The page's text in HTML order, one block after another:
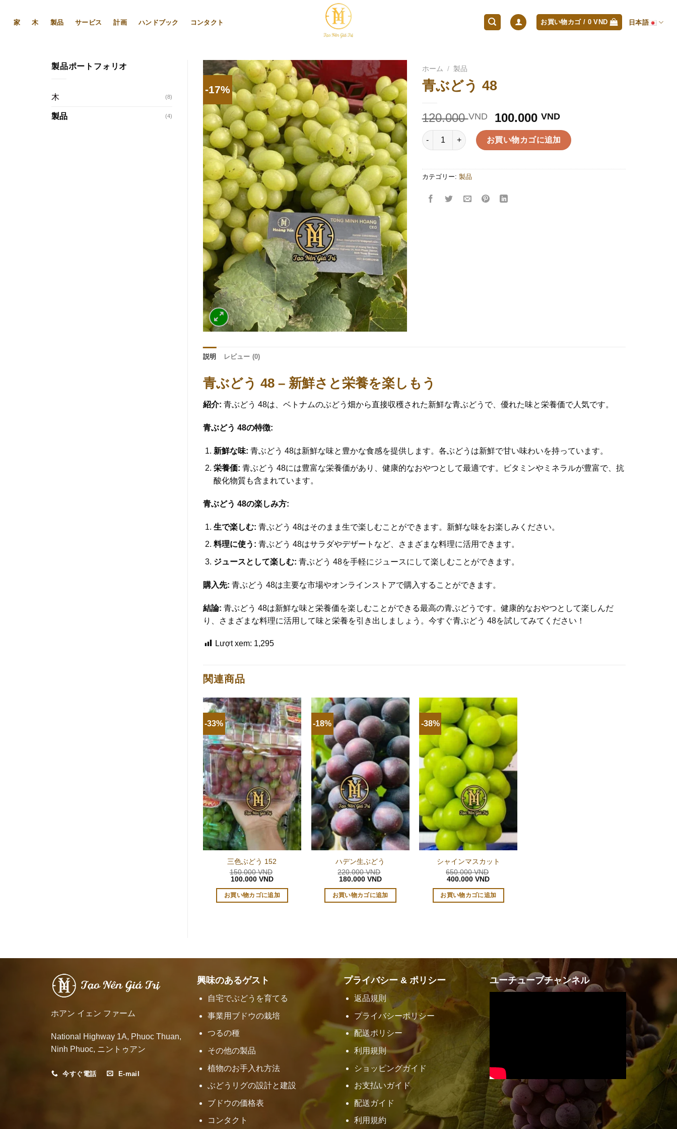
家 木 製品 サービス 計画 ハンドブック コンタクト お買い物カゴ / 0VND 日本語
製品ポートフォリオ
木 (8)
製品 (4)
-17%
ホーム / 製品
青ぶどう 48
120.000VND
元
の
価
格
は
し
100.000 VND現
在
の
価
格
数量
お買い物カゴに追加
カテゴリー: 製品
説明 レビュー (0)
青ぶどう 48 – 新鮮さと栄養を楽しもう
紹介: 青ぶどう 48は、ベトナムのぶどう畑から直接収穫された新鮮な青ぶどうで、優れた味と栄養価で人気です。
青ぶどう 48の特徴:
新鮮な味: 青ぶどう 48は新鮮な味と豊かな食感を提供します。各ぶどうは新鮮で甘い味わいを持っています。
栄養価: 青ぶどう 48には豊富な栄養価があり、健康的なおやつとして最適です。ビタミンやミネラルが豊富で、抗
酸化物質も含まれています。
青ぶどう 48の楽しみ方:
生で楽しむ: 青ぶどう 48はそのまま生で楽しむことができます。新鮮な味をお楽しみください。
料理に使う: 青ぶどう 48はサラダやデザートなど、さまざまな料理に活用できます。
ジュースとして楽しむ: 青ぶどう 48を手軽にジュースにして楽しむことができます。
購入先: 青ぶどう 48は主要な市場やオンラインストアで購入することができます。
結論: 青ぶどう 48は新鮮な味と栄養価を楽しむことができる最高の青ぶどうです。健康的なおやつとして楽しんだ
り、さまざまな料理に活用して味と栄養を引き出しましょう。今すぐ青ぶどう 48を試してみてください！
Lượt xem: 1,295
関連商品
-33%
三色ぶどう 152
150.000VND
元
価
格
100.000 VND現
の
価
お買い物カゴに追加
-18%
ハデン生ぶどう
220.000VND
元
価
格
180.000 VND現
の
価
お買い物カゴに追加
-38%
シャインマスカット
650.000VND
元
価
格
400.000VND現
の
価
お買い物カゴに追加
ホアン イェン ファーム
National Highway 1A, Phuoc Thuan,
Ninh Phuoc, ニントゥアン
今すぐ電話 E-mail
興味のあるゲスト
自宅でぶどうを育てる
事業用ブドウの栽培
つるの種
その他の製品
植物のお手入れ方法
ぶどうリグの設計と建設
ブドウの価格表
コンタクト
プライバシー & ポリシー
返品規則
プライバシーポリシー
配送ポリシー
利用規則
ショッピングガイド
お支払いガイド
配送ガイド
利用規約
ユーチューブチャンネル